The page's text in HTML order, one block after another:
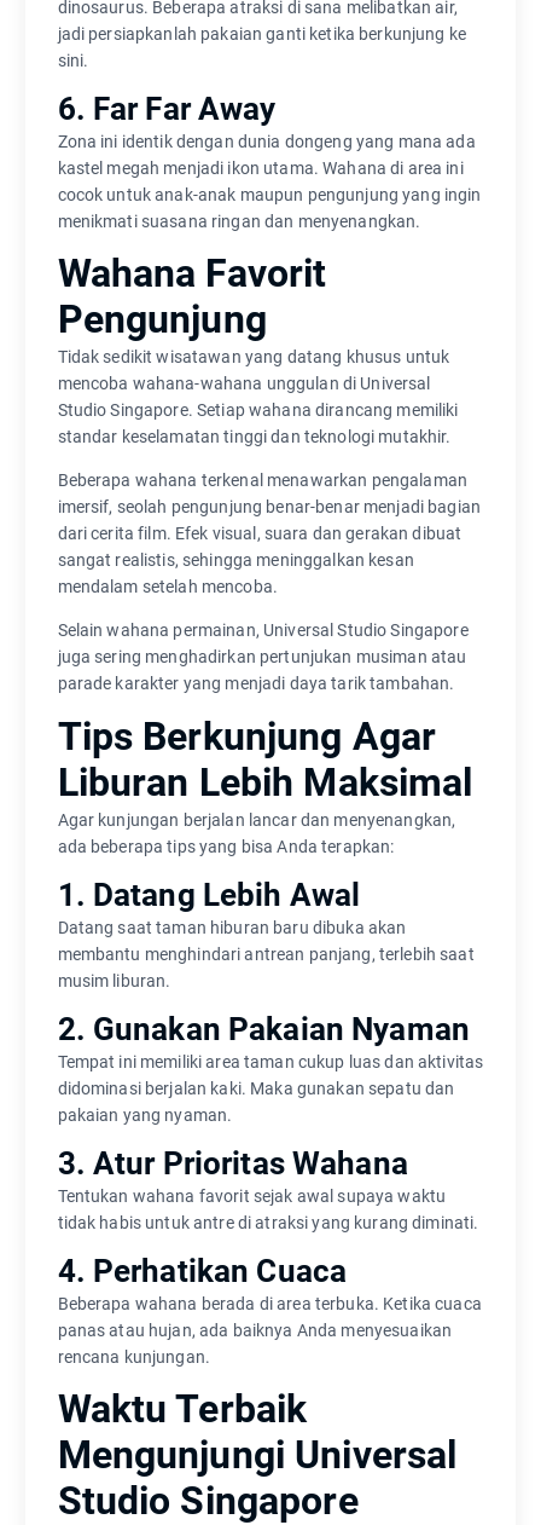
dinosaurus. Beberapa atraksi di sana melibatkan air,
jadi persiapkanlah pakaian ganti ketika berkunjung ke
sini.
6. Far Far Away
Zona ini identik dengan dunia dongeng yang mana ada
kastel megah menjadi ikon utama. Wahana di area ini
cocok untuk anak-anak maupun pengunjung yang ingin
menikmati suasana ringan dan menyenangkan.
Wahana Favorit
Pengunjung
Tidak sedikit wisatawan yang datang khusus untuk
mencoba wahana-wahana unggulan di Universal
Studio Singapore. Setiap wahana dirancang memiliki
standar keselamatan tinggi dan teknologi mutakhir.
Beberapa wahana terkenal menawarkan pengalaman
imersif, seolah pengunjung benar-benar menjadi bagian
dari cerita film. Efek visual, suara dan gerakan dibuat
sangat realistis, sehingga meninggalkan kesan
mendalam setelah mencoba.
Selain wahana permainan, Universal Studio Singapore
juga sering menghadirkan pertunjukan musiman atau
parade karakter yang menjadi daya tarik tambahan.
Tips Berkunjung Agar
Liburan Lebih Maksimal
Agar kunjungan berjalan lancar dan menyenangkan,
ada beberapa tips yang bisa Anda terapkan:
1. Datang Lebih Awal
Datang saat taman hiburan baru dibuka akan
membantu menghindari antrean panjang, terlebih saat
musim liburan.
2. Gunakan Pakaian Nyaman
Tempat ini memiliki area taman cukup luas dan aktivitas
didominasi berjalan kaki. Maka gunakan sepatu dan
pakaian yang nyaman.
3. Atur Prioritas Wahana
Tentukan wahana favorit sejak awal supaya waktu
tidak habis untuk antre di atraksi yang kurang diminati.
4. Perhatikan Cuaca
Beberapa wahana berada di area terbuka. Ketika cuaca
panas atau hujan, ada baiknya Anda menyesuaikan
rencana kunjungan.
Waktu Terbaik
Mengunjungi Universal
Studio Singapore